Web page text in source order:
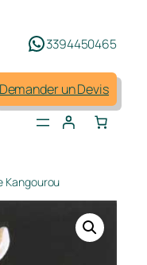
3394450465
Demander un Devis
Kangourou